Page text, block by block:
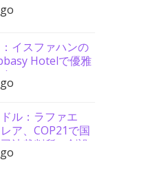
イスファハンの
Hotelで優雅
ル：ラファエ
ア、COP21で国
法裁判所の創設